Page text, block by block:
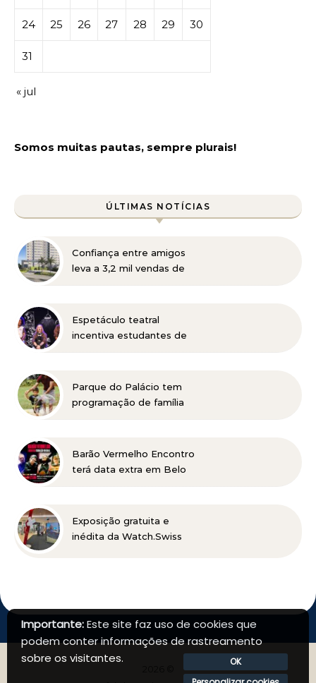
24 25 26 27 28 29 30
31
« jul
Somos muitas pautas, sempre plurais!
ÚLTIMAS NOTÍCIAS
Confiança entre amigos
leva a 3,2 mil vendas de
Espetáculo teatral
incentiva estudantes de
profissional
Parque do Palácio tem
programação de família
Barão Vermelho Encontro
terá data extra em Belo
Exposição gratuita e
inédita da Watch.Swiss
Importante:Este site faz uso de cookies que
podem conter informações de rastreamento
sobre os visitantes.
OK